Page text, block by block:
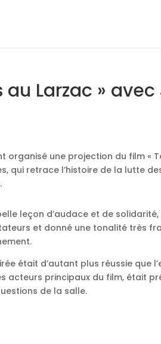
Larzac » avec
organisé une projection du film «
qui retrace l’histoire de la lutte
leçon d’audace et de
et donné une tonalité très
était d’autant plus réussie que
acteurs principaux du film, était
de la salle.